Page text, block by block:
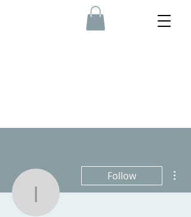
info
Follow